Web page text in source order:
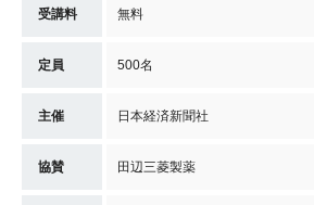
受講料 無料
定員 500名
主催 日本経済新聞社
協賛 田辺三菱製薬